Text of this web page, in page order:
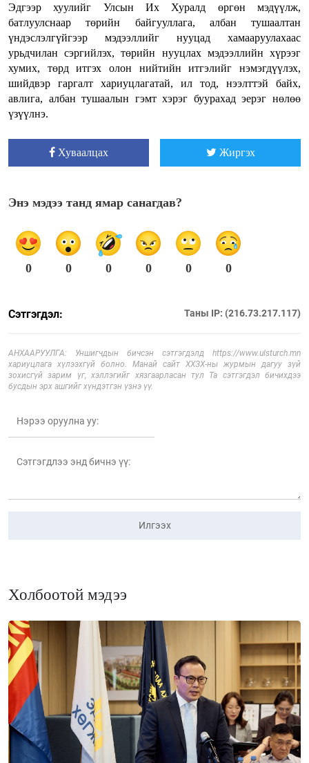
Эдгээр хуулийг Улсын Их Хуралд өргөн мэдүүлж,
батлуулснаар төрийн байгууллага, албан тушаалтан
үндэслэлгүйгээр мэдээллийг нууцад хамааруулахаас
урьдчилан сэргийлэх, төрийн нууцлах мэдээллийн хүрээг
хумих, төрд итгэх олон нийтийн итгэлийг нэмэгдүүлэх,
шийдвэр гаргалт хариуцлагатай, ил тод, нээлттэй байх,
авлига, албан тушаалын гэмт хэрэг буурахад эерэг нөлөө
үзүүлнэ.
Хуваалцах Жиргэх
Энэ мэдээ танд ямар санагдав?
0 0 0 0 0 0
Сэтгэгдэл: Таны IP: (216.73.217.117)
АНХААРУУЛГА: Уншигчдын бичсэн сэтгэгдэлд https://www.ulsturch.mn
хариуцлага хүлээхгүй болно. Манай сайт ХХЗХ-ны журмын дагуу зүй
зохисгүй зарим үг, хэллэгийг хязгаарласан тул Та сэтгэгдэл бичихдээ
бусдын эрх ашгийг хүндэтгэн үзнэ үү.
Илгээх
Холбоотой мэдээ